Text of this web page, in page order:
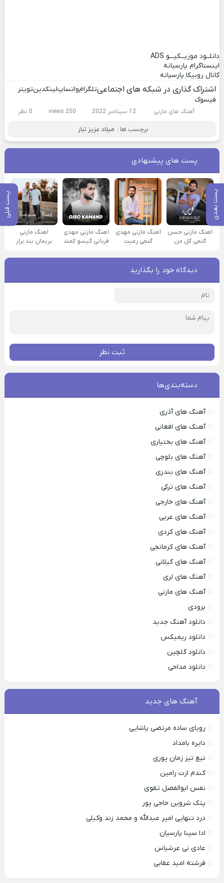
پست بعدی پست قبلی
دانلــود موزیــکیـــو ADS
اینستاگرام پارسیانه
کانال روبیکا پارسیانه
اشتراک گذاری در شبکه های اجتماعیتلگرامواتساپلینکدینتویتر
فیسوک
آهنگ های مازنی 12 سپتامبر 2022 250 views 0 نظر
برچسب ها : میلاد عزیز تبار
پست های پیشنهادی
اهنگ مازنی حسن
گنجی گل من
اهنگ مازنی مهدی
گنجی رعیت
اهنگ مازنی مهدی
قربانی گیسو کمند
اهنگ مازنی
بریمان بند برار
دیدگاه خود را بگذارید
ثبت نظر
دسته‌بندی‌ها
آهنگ های آذری
آهنگ های افغانی
آهنگ های بختیاری
آهنگ های بلوچی
آهنگ های بندری
آهنگ های ترکی
آهنگ های خارجی
آهنگ های عربی
آهنگ های کردی
آهنگ های کرمانجی
آهنگ های گیلانی
آهنگ های لری
آهنگ های مازنی
بزودی
دانلود آهنگ جدید
دانلود ریمیکس
دانلود گلچین
دانلود مداحی
آهنگ های جدید
رویای ساده مرتضی پاشایی
دایره بامداد
تیغ تیز زمان پوری
کندم ازت رامین
نفس ابوالفضل تقوی
پتک شروین حاجی پور
درد تنهایی امیر عبدالله و محمد زند وکیلی
ادا سینا پارسیان
عادی نی عرشیاس
فرشته امید عقابی